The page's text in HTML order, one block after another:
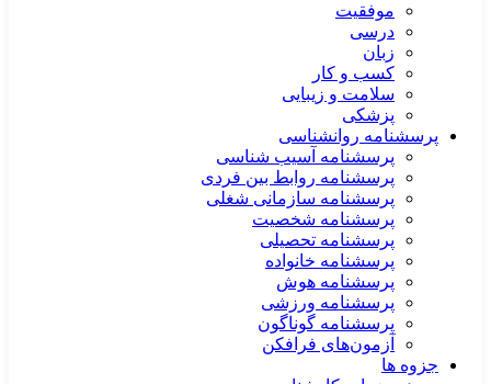
موفقیت
درسی
زبان
کسب و کار
سلامت و زیبایی
پزشکی
پرسشنامه روانشناسی
پرسشنامه آسیب شناسی
پرسشنامه روابط بین فردی
پرسشنامه سازمانی شغلی
پرسشنامه شخصیت
پرسشنامه تحصیلی
پرسشنامه خانواده
پرسشنامه هوش
پرسشنامه ورزشی
پرسشنامه گوناگون
آزمون‌های فرافکن
جزوه ها